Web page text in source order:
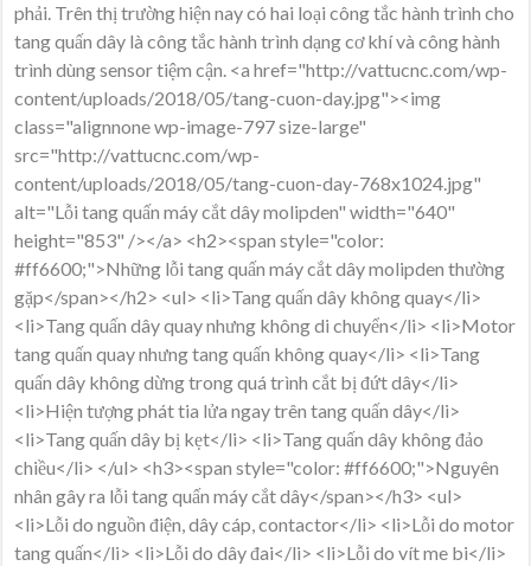
phải. Trên thị trường hiện nay có hai loại công tắc hành trình cho
tang quấn dây là công tắc hành trình dạng cơ khí và công hành
trình dùng sensor tiệm cận. <a href="http://vattucnc.com/wp-
content/uploads/2018/05/tang-cuon-day.jpg"><img
class="alignnone wp-image-797 size-large"
src="http://vattucnc.com/wp-
content/uploads/2018/05/tang-cuon-day-768x1024.jpg"
alt="Lỗi tang quấn máy cắt dây molipden" width="640"
height="853" /></a> <h2><span style="color:
#ff6600;">Những lỗi tang quấn máy cắt dây molipden thường
gặp</span></h2> <ul> <li>Tang quấn dây không quay</li>
<li>Tang quấn dây quay nhưng không di chuyển</li> <li>Motor
tang quấn quay nhưng tang quấn không quay</li> <li>Tang
quấn dây không dừng trong quá trình cắt bị đứt dây</li>
<li>Hiện tượng phát tia lửa ngay trên tang quấn dây</li>
<li>Tang quấn dây bị kẹt</li> <li>Tang quấn dây không đảo
chiều</li> </ul> <h3><span style="color: #ff6600;">Nguyên
nhân gây ra lỗi tang quấn máy cắt dây</span></h3> <ul>
<li>Lỗi do nguồn điện, dây cáp, contactor</li> <li>Lỗi do motor
tang quấn</li> <li>Lỗi do dây đai</li> <li>Lỗi do vít me bi</li>